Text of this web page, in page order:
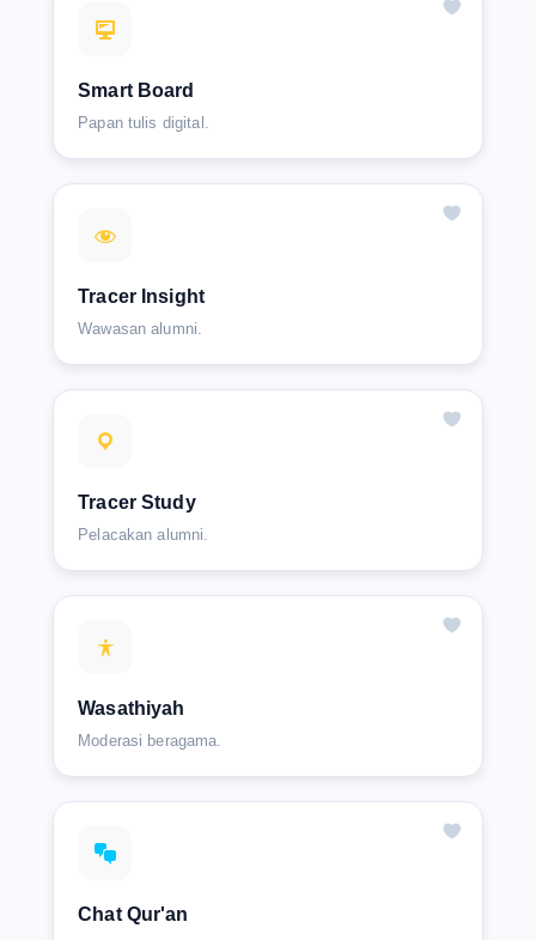
Smart Board
Papan tulis digital.
Tracer Insight
Wawasan alumni.
Tracer Study
Pelacakan alumni.
Wasathiyah
Moderasi beragama.
Chat Qur'an